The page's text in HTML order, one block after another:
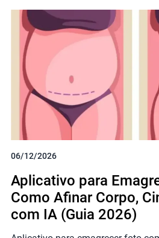
06/12/2026
Aplicativo para
Como Afinar Corpo,
com IA (Guia 2026)